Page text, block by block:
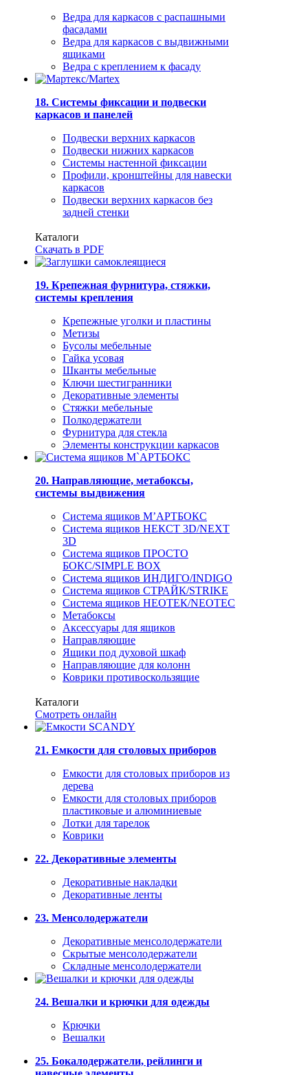
Ведра для каркасов с распашными
фасадами
Ведра для каркасов с выдвижными
ящиками
Ведра с креплением к фасаду
18. Системы фиксации и подвески
каркасов и панелей
Подвески верхних каркасов
Подвески нижних каркасов
Системы настенной фиксации
Профили, кронштейны для навески
каркасов
Подвески верхних каркасов без
задней стенки
Каталоги
Скачать в PDF
19. Крепежная фурнитура, стяжки,
системы крепления
Крепежные уголки и пластины
Метизы
Бусолы мебельные
Гайка усовая
Шканты мебельные
Ключи шестигранники
Декоративные элементы
Стяжки мебельные
Полкодержатели
Фурнитура для стекла
Элементы конструкции каркасов
20. Направляющие, метабоксы,
системы выдвижения
Система ящиков М’АРТБОКС
Система ящиков НЕКСТ 3D/NEXT
3D
Система ящиков ПРОСТО
БОКС/SIMPLE BOX
Система ящиков ИНДИГО/INDIGO
Система ящиков СТРАЙК/STRIKE
Система ящиков НЕОТЕК/NEOTEC
Метабоксы
Аксессуары для ящиков
Направляющие
Ящики под духовой шкаф
Направляющие для колонн
Коврики противоскользящие
Каталоги
Смотреть онлайн
21. Емкости для столовых приборов
Емкости для столовых приборов из
дерева
Емкости для столовых приборов
пластиковые и алюминиевые
Лотки для тарелок
Коврики
22. Декоративные элементы
Декоративные накладки
Декоративные ленты
23. Менсолодержатели
Декоративные менсолодержатели
Скрытые менсолодержатели
Складные менсолодержатели
24. Вешалки и крючки для одежды
Крючки
Вешалки
25. Бокалодержатели, рейлинги и